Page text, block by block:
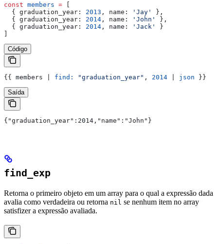
const members = [
  {
graduation_year: 2013 , name: 'Jay'
},
  {
graduation_year: 2014 , name: 'John'
},
  {
graduation_year: 2014 , name: 'Jack'
}
]
Código
{{ members find: "graduation_year" , 2014 json }}
Saída
{"graduation_year":2014,"name":"John"}
find_exp
Retorna o primeiro objeto em um array para o qual a expressão dada
avalia como verdadeira ou retorna nil se nenhum item no array
satisfizer a expressão avaliada.